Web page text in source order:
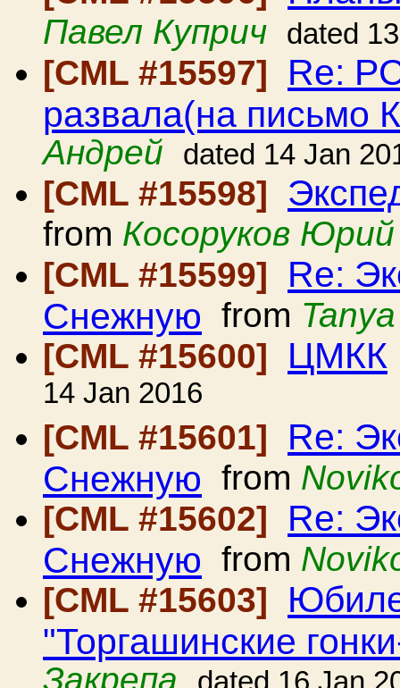
Павел Куприч dated
[CML #15597] Re:
развала(на письмо
Андрей
dated 14 Jan
[CML #15598]
from Косоруков Юрий
[CML #15599]
Re:
Снежную from
[CML #15600]
ЦМКК
14 Jan 2016
[CML #15601]
Re:
Снежную from
[CML #15602]
Re:
Снежную from
[CML #15603]
"Торгашинские
Закрепа